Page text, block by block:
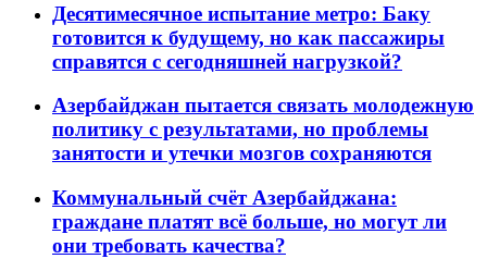
Десятимесячное испытание метро: Баку
готовится к будущему, но как пассажиры
справятся с сегодняшней нагрузкой?
Азербайджан пытается связать молодежную
политику с результатами, но проблемы
занятости и утечки мозгов сохраняются
Коммунальный счёт Азербайджана:
граждане платят всё больше, но могут ли
они требовать качества?